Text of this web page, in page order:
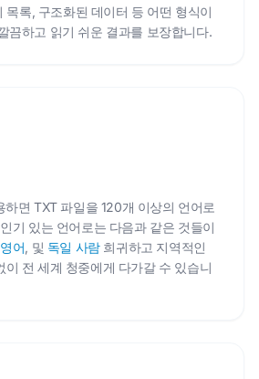
목록, 구조화된 데이터 등 어떤 형식이
끔하고 읽기 쉬운 결과를 보장합니다.
하면 TXT 파일을 120개 이상의 언어로
기 있는 언어로는 다음과 같은 것들이
영어, 및 독일 사람희귀하고 지역적인
이 전 세계 청중에게 다가갈 수 있습니